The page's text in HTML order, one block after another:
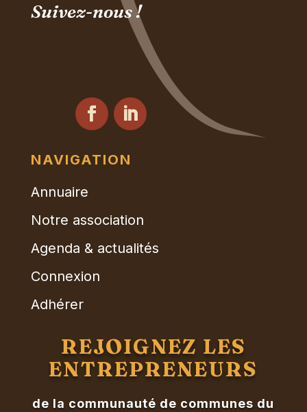
Suivez-nous !
NAVIGATION
Annuaire
Notre association
Agenda & actualités
Connexion
Adhérer
REJOIGNEZ LES
ENTREPRENEURS
de la communauté de communes du